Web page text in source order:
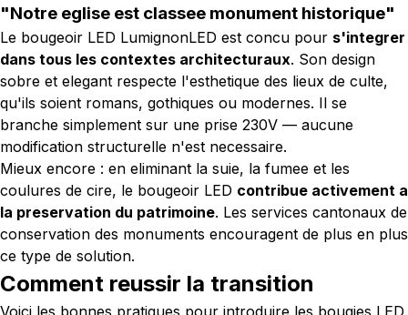
"Notre eglise est classee monument historique"
Le bougeoir LED LumignonLED est concu pour s'integrer
dans tous les contextes architecturaux. Son design
sobre et elegant respecte l'esthetique des lieux de culte,
qu'ils soient romans, gothiques ou modernes. Il se
branche simplement sur une prise 230V — aucune
modification structurelle n'est necessaire.
Mieux encore : en eliminant la suie, la fumee et les
coulures de cire, le bougeoir LED contribue activement a
la preservation du patrimoine. Les services cantonaux de
conservation des monuments encouragent de plus en plus
ce type de solution.
Comment reussir la transition
Voici les bonnes pratiques pour introduire les bougies LED